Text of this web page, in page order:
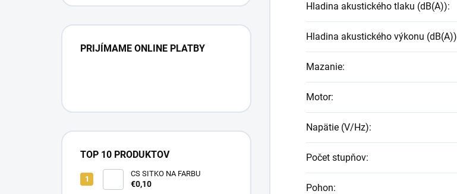
PRIJÍMAME ONLINE PLATBY
TOP 10 PRODUKTOV
CS SITKO NA FARBU
€0,10
Hladina akustického tlaku (dB(A)):
Hladina akustického výkonu (dB(A))
Mazanie:
Motor:
Napätie (V/Hz):
Počet stupňov:
Pohon: